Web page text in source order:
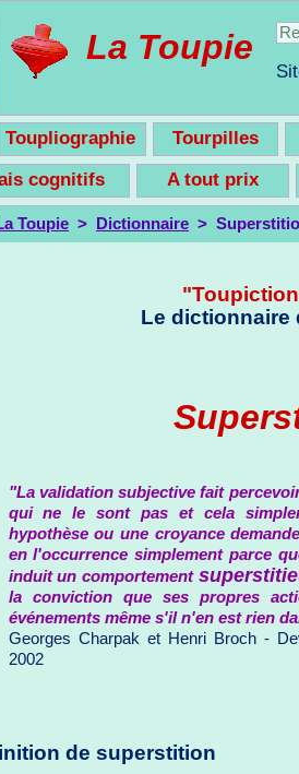
La Toupie
Toupliographie Tourpilles
cognitifs A tout prix
Toupie > Dictionnaire >
Le dictionnaire
"La validation subjective fait
qui ne le sont pas et cela
hypothèse ou une croyance
en l'occurrence simplement parce
induit un comportement
la conviction que ses propres
événements même s'il n'en est rien
Georges Charpak et Henri Broch -
2002
de superstition